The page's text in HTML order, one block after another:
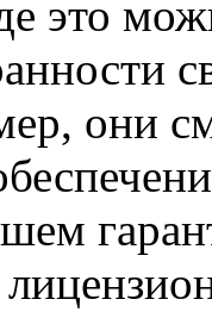
это
они